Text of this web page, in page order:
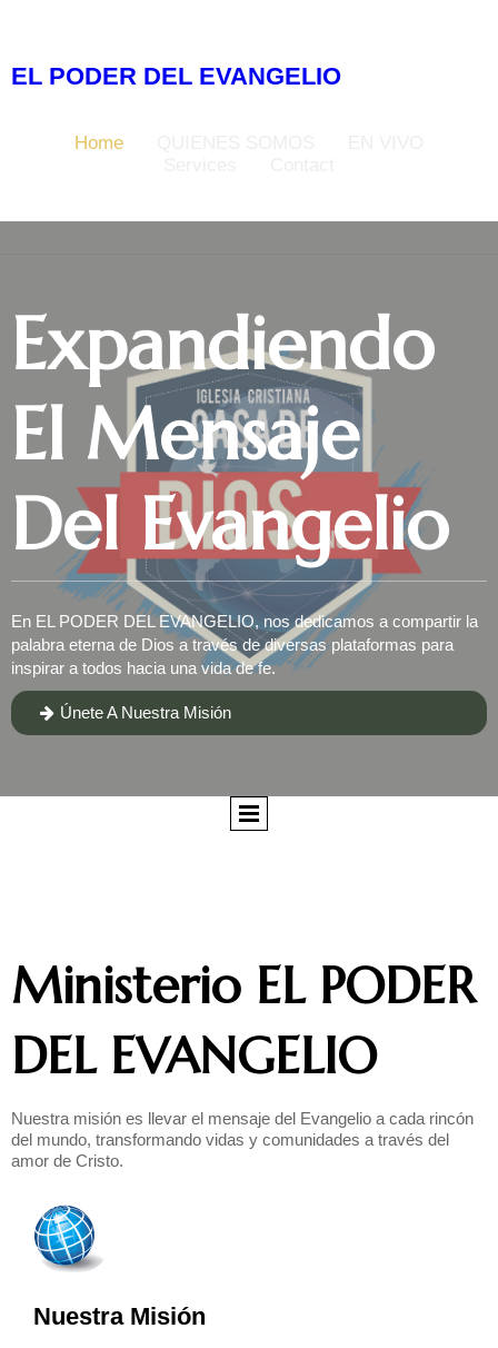
EL PODER DEL EVANGELIO
Home
Expandiendo
El Mensaje
Del Evangelio
En EL PODER DEL EVANGELIO, nos dedicamos a compartir la
palabra eterna de Dios a través de diversas plataformas para
inspirar a todos hacia una vida de fe.
 Únete A Nuestra Misión
Ministerio EL PODER
DEL EVANGELIO
Nuestra misión es llevar el mensaje del Evangelio a cada rincón
del mundo, transformando vidas y comunidades a través del
amor de Cristo.
Nuestra Misión